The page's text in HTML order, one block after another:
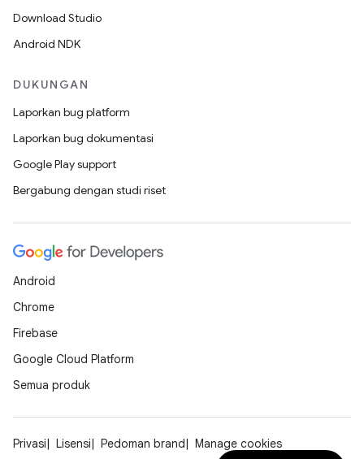
Download Studio
Android NDK
DUKUNGAN
Laporkan bug platform
Laporkan bug dokumentasi
Google Play support
Bergabung dengan studi riset
Android
Chrome
Firebase
Google Cloud Platform
Semua produk
Privasi Lisensi Pedoman brand Manage cookies